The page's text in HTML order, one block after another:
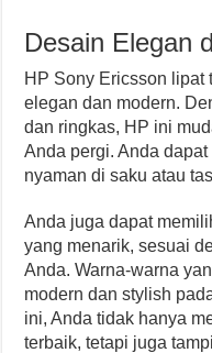
Desain Elegan
HP Sony Ericsson lipat
elegan dan modern.
dan ringkas, HP ini
Anda pergi. Anda
nyaman di saku atau
Anda juga dapat
yang menarik, sesuai
Anda. Warna-warna
modern dan stylish
ini, Anda tidak hanya
terbaik, tetapi juga